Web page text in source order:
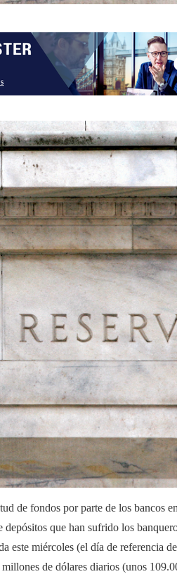
de fondos por parte de los bancos
que han sufrido los
este miércoles (el día de referencia
de dólares diarios (unos